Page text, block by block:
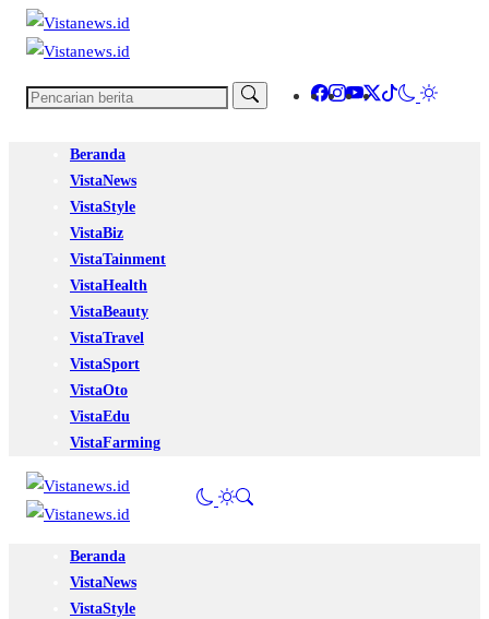
Beranda
VistaNews
VistaStyle
VistaBiz
VistaTainment
VistaHealth
VistaBeauty
VistaTravel
VistaSport
VistaOto
VistaEdu
VistaFarming
Beranda
VistaNews
VistaStyle